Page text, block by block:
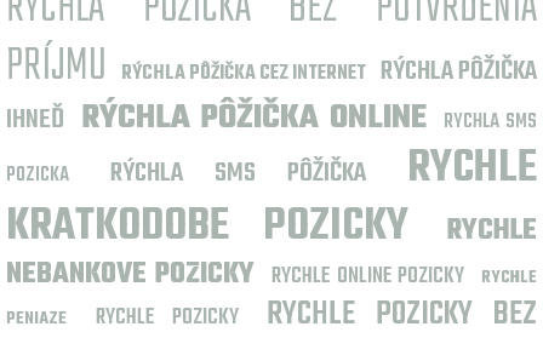
PRÍJMU RÝCHLA PÔŽIČKA CEZ INTERNET RÝCHLA PÔŽIČKA
IHNEĎ RÝCHLA PÔŽIČKA ONLINE RYCHLA SMS
POZICKA
RÝCHLA SMS PÔŽIČKA
RYCHLE
KRATKODOBE POZICKY
RYCHLE
NEBANKOVE POZICKY RYCHLE ONLINE POZICKY
RYCHLE
PENIAZE
RYCHLE POZICKY
RYCHLE POZICKY BEZ